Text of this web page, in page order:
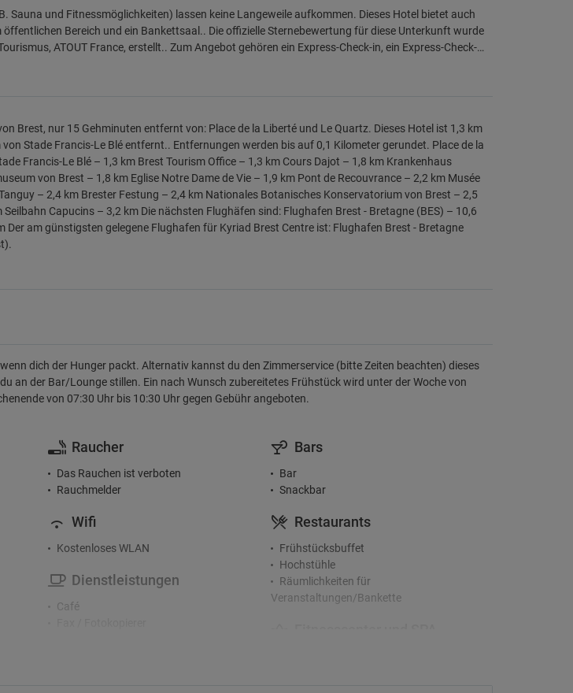
Sauna und Fitnessmöglichkeiten) lassen keine Langeweile aufkommen. Dieses Hotel bietet auch
öffentlichen Bereich und ein Bankettsaal.. Die offizielle Sternebewertung für diese Unterkunft wurde
ATOUT France, erstellt.. Zum Angebot gehören ein Express-Check-in, ein Express-Check-…
Brest, nur 15 Gehminuten entfernt von: Place de la Liberté und Le Quartz. Dieses Hotel ist 1,3 km
Stade Francis-Le Blé entfernt.. Entfernungen werden bis auf 0,1 Kilometer gerundet. Place de la
Francis-Le Blé – 1,3 km Brest Tourism Office – 1,3 km Cours Dajot – 1,8 km Krankenhaus
von Brest – 1,8 km Eglise Notre Dame de Vie – 1,9 km Pont de Recouvrance – 2,2 km Musée
– 2,4 km Brester Festung – 2,4 km Nationales Botanisches Konservatorium von Brest – 2,5
Seilbahn Capucins – 3,2 km Die nächsten Flughäfen sind: Flughafen Brest - Bretagne (BES) – 10,6
Der am günstigsten gelegene Flughafen für Kyriad Brest Centre ist: Flughafen Brest - Bretagne
dich der Hunger packt. Alternativ kannst du den Zimmerservice (bitte Zeiten beachten) dieses
an der Bar/Lounge stillen. Ein nach Wunsch zubereitetes Frühstück wird unter der Woche von
von 07:30 Uhr bis 10:30 Uhr gegen Gebühr angeboten.
Raucher
Das Rauchen ist verboten
Rauchmelder
Wifi
Kostenloses WLAN
Dienstleistungen
Café
Bars
Bar
Snackbar
Restaurants
Frühstücksbuffet
Hochstühle
Veranstaltungen/Bankette